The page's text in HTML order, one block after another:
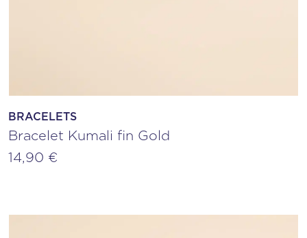
BRACELETS
Bracelet Kumali fin Gold
14,90 €